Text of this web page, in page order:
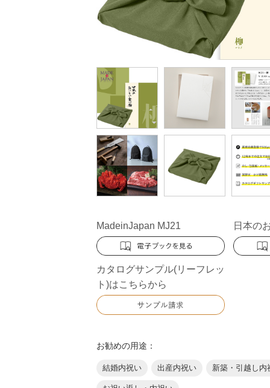
MadeinJapan MJ21 日本の
カタログサンプル(リーフレッ
ト)はこちらから
お勧めの用途：
結婚内祝い 出産内祝い 新築・引越し内